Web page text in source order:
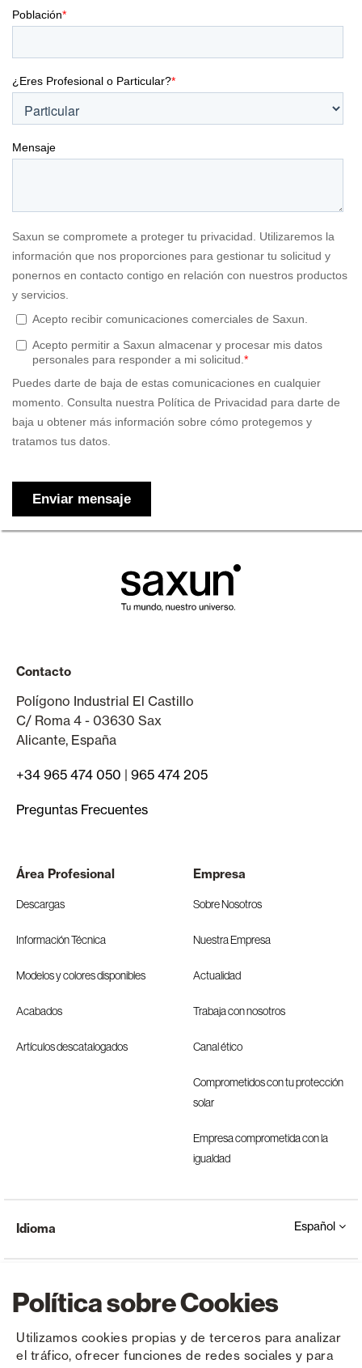
Política sobre Cookies
Utilizamos cookies propias y de terceros para analizar
el tráfico, ofrecer funciones de redes sociales y para
Contacto
Polígono Industrial El Castillo
C/ Roma 4 - 03630 Sax
Alicante, España
+34 965 474 050 | 965 474 205
Preguntas Frecuentes
Área Profesional
Descargas
Información Técnica
Modelos y colores disponibles
Acabados
Artículos descatalogados
Empresa
Sobre Nosotros
Nuestra Empresa
Actualidad
Trabaja con nosotros
Canal ético
Comprometidos con tu protección
solar
Empresa comprometida con la
igualdad
Copyright © Saxun 2023 - 2026 Política de privacidad Aviso legal Cookies
Idioma Español